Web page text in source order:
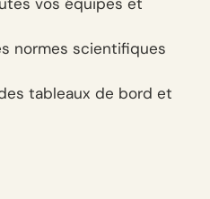
normes scientifiques
tableaux de bord et